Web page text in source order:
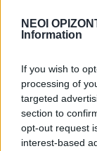
ΝΕΟΙ
Information
If you wish to
processing of
targeted
section to
opt-out request
interest-based